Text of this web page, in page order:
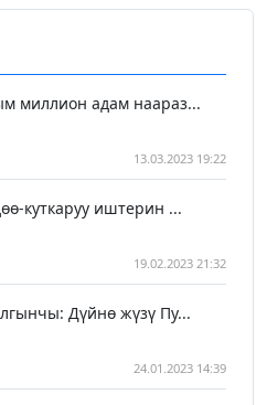
миллион адам наараз...
13.03.2023 19:22
куткаруу иштерин ...
19.02.2023 21:32
Дүйнө жүзү Пу...
24.01.2023 14:39